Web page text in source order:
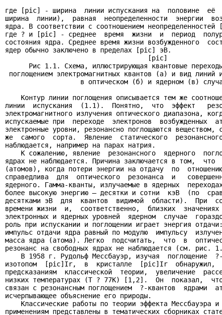
где [pic] - ширина  линии испускания на  половине  её
ширина  линии),  равная  неопределенности  энергии
ядра. В соответствии с соотношением
где ? и [pic] - среднее  время  жизни  и  период
состояния ядра. Среднее время жизни возбужденного
ядер обычно заключено в пределах [pic] эВ.
                                    [pic]
Рис 1.1. Схема, иллюстрирующая квантовые
поглощением электромагнитных квантов (а) и вид линий
в оптическом (б) и ядерном (в)
Контур линии поглощения описывается тем же
линии  испускания  (1.1).  Понятно,  что  эффект
электромагнитного излучения оптического диапазона,
испускаемые при  переходе  электронов  возбужденных
электронные уровни, резонансно поглощаются веществом,
же  самого  сорта.  Явление  статического
наблюдается, например на парах натрия.
К сожалению, явление  резонансного  ядерного
ядрах не наблюдается. Причина заключается в том,  что
(атомов), когда потери энергии на отдачу  по
справедлива  для  оптического  резонанса  и
ядерного. Гамма-кванты, излучаемые в ядерных
более высокую энергию – десятки и сотни  кэВ  (по
десятками эВ  для  квантов  видимой  области).  При
времени жизни  и,  соответственно,  близких  значениях
электронных и ядерных уровней  ядерном  случае
роль при испускании и поглощении играет энергия
импульс отдачи ядра равный по модулю  импульсу
масса ядра (атома). Легко  подсчитать,  что  в
резонанс на свободных ядрах не наблюдается (см.
В 1958 г. Рудольф Мессбауэр, изучая  поглощение
изотопом  [pic]Ir,  в  кристалле  [pic]Ir  обнаружил,  в
предсказаниям  классической  теории,  увеличение
низких температурах (T ? 77K) [1,2].  Он  показал,
связан с резонансным поглощением  ?-квантов
исчерпывающее объяснение его природы.
Классические работы по теории эффекта Мессбауэра
применениям представлены в тематических сборниках